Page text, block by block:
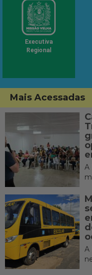
Executiva
Regional
Mais Acessadas
A
A